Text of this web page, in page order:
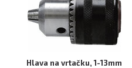
Hlava na vrtačku, 1-13mm